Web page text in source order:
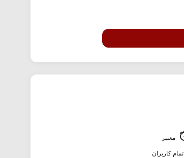
معتبر
تمام کاربران